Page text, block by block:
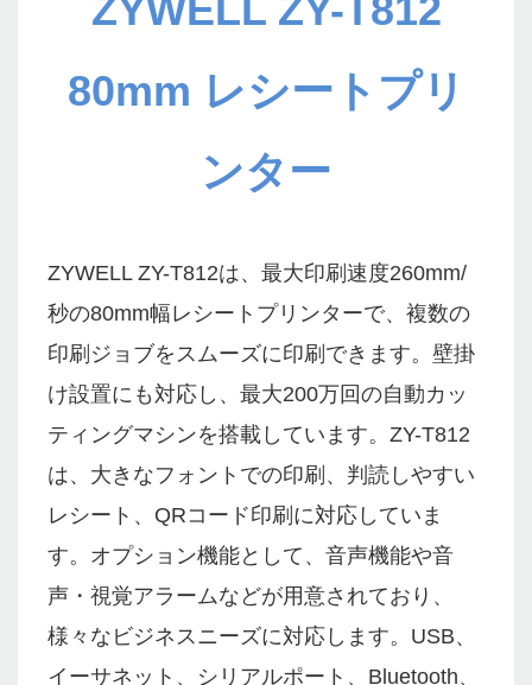
ZYWELL ZY-T812
80mm レシートプリ
ンター
ZYWELL ZY-T812は、最大印刷速度260mm/
秒の80mm幅レシートプリンターで、複数の
印刷ジョブをスムーズに印刷できます。壁掛
け設置にも対応し、最大200万回の自動カッ
ティングマシンを搭載しています。ZY-T812
は、大きなフォントでの印刷、判読しやすい
レシート、QRコード印刷に対応していま
す。オプション機能として、音声機能や音
声・視覚アラームなどが用意されており、
様々なビジネスニーズに対応します。USB、
イーサネット、シリアルポート、Bluetooth、